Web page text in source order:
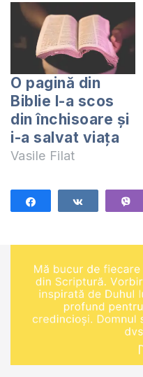
toate că acest
adevăr biblic a fost
scris de apostolul
Pavel creștinilor din
Roma, caracterul lui
Dumnezeu de a-Și
ține promisiunile
față…
O pagină din
Biblie l-a scos
din închisoare și
i-a salvat viața
Vasile Filat